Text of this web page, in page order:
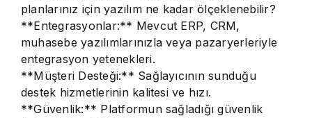
planlarınız için yazılım ne kadar ölçeklenebilir?
**Entegrasyonlar:** Mevcut ERP, CRM,
muhasebe yazılımlarınızla veya pazaryerleriyle
entegrasyon yetenekleri.
**Müşteri Desteği:** Sağlayıcının sunduğu
destek hizmetlerinin kalitesi ve hızı.
**Güvenlik:** Platformun sağladığı güvenlik